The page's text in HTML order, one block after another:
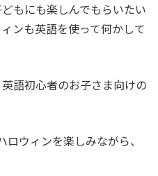
もにも楽しんでもらいたい
ンも英語を使って何かして
語初心者のお子さま向けの
ウィンを楽しみながら、